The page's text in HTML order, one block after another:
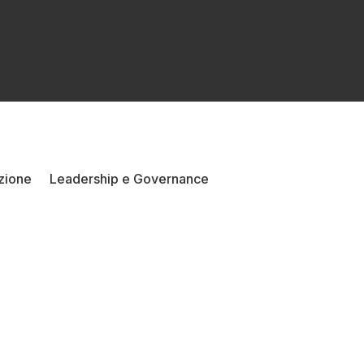
Leadership e Governance